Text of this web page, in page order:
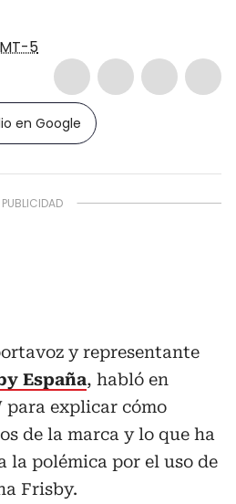
5
en Google
y representante
España, habló en
para explicar cómo
de la marca y lo que ha
la polémica por el uso de
Frisby.